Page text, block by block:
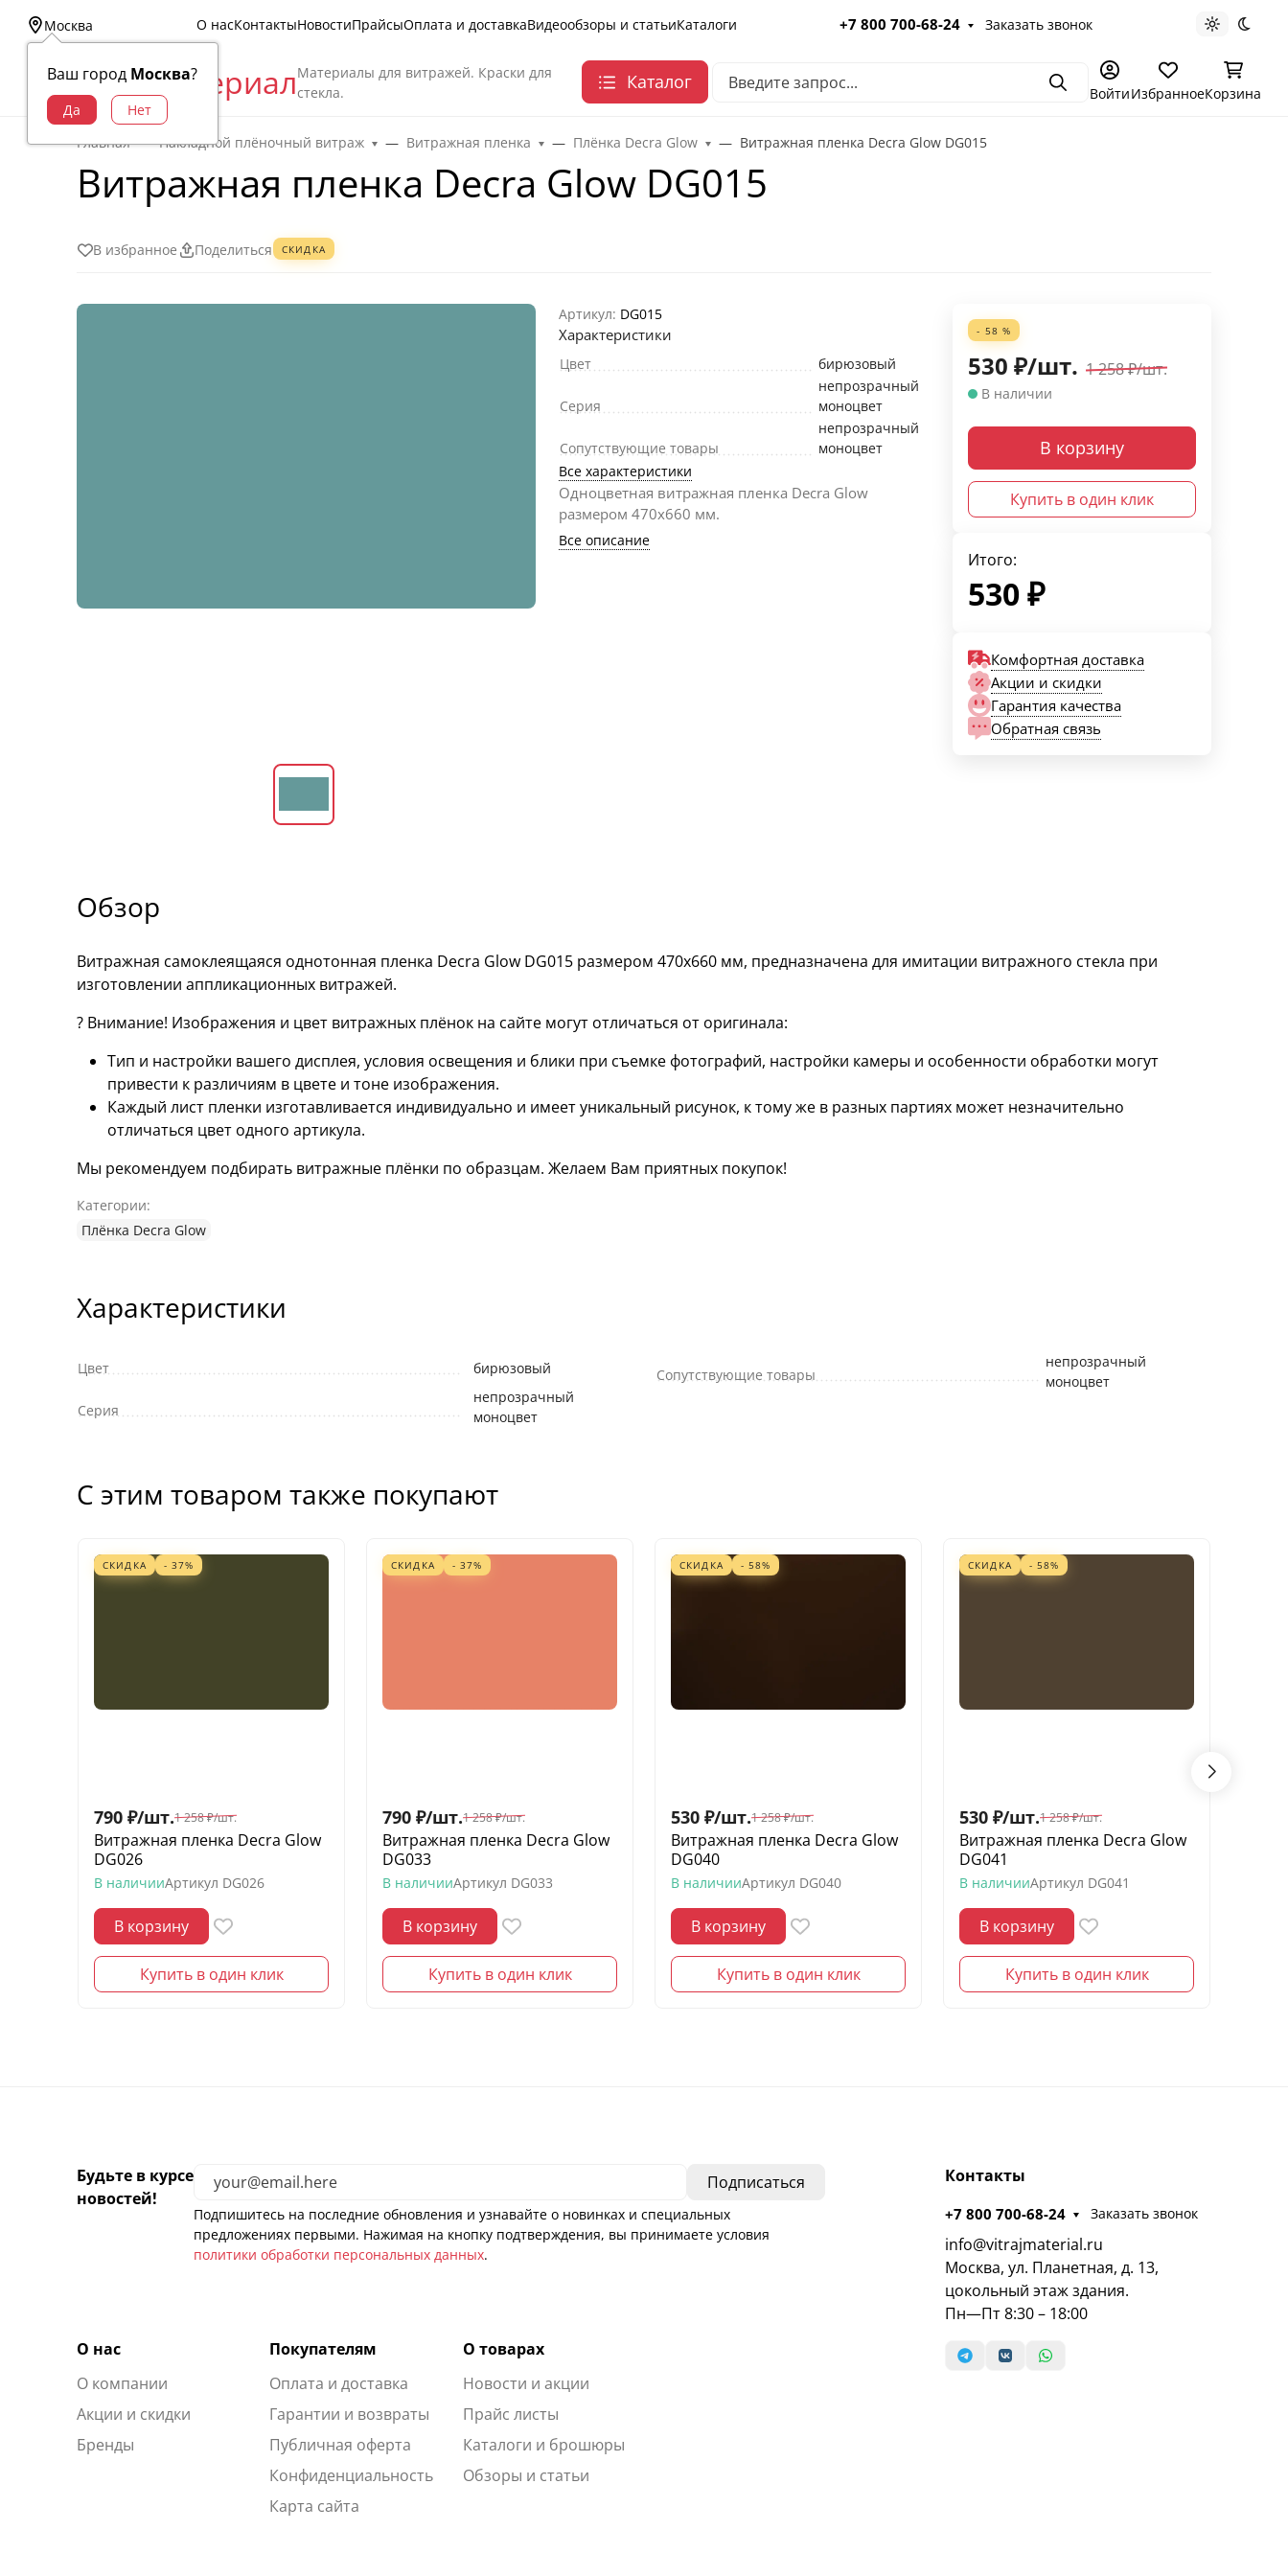
Москва
Ваш город Москва?
О насКонтактыНовостиПрайсыОплата и доставкаВидеообзоры и статьиКаталоги +7 800 700-68-24 Заказать звонок Светлая
Витраж МатериалМатериалы для витражей. Краски для
стекла.
Каталог ПоискВойтиИзбранноеКорзина
Главная Накладной плёночный витраж Витражная пленка Плёнка Decra Glow Витражная пленка Decra Glow DG015
Витражная пленка Decra Glow DG015
В избранное Поделиться СКИДКА
Артикул: DG015
Характеристики
Цвет бирюзовый
Серия
непрозрачный
моноцвет
Сопутствующие товары
непрозрачный
моноцвет
Все характеристики
Одноцветная витражная пленка Decra Glow
размером 470х660 мм.
Все описание
- 58 %
530 ₽/шт. 1 258₽/шт.
В наличии
В корзину
Купить в один клик
Итого:
530₽
Комфортная доставка
Акции и скидки
Гарантия качества
Обратная связь
Обзор
Витражная самоклеящаяся однотонная пленка Decra Glow DG015 размером 470х660 мм, предназначена для имитации витражного стекла при
изготовлении аппликационных витражей.
? Внимание! Изображения и цвет витражных плёнок на сайте могут отличаться от оригинала:
Тип и настройки вашего дисплея, условия освещения и блики при съемке фотографий, настройки камеры и особенности обработки могут
привести к различиям в цвете и тоне изображения.
Каждый лист пленки изготавливается индивидуально и имеет уникальный рисунок, к тому же в разных партиях может незначительно
отличаться цвет одного артикула.
Мы рекомендуем подбирать витражные плёнки по образцам. Желаем Вам приятных покупок!
Категории:
Плёнка Decra Glow
Характеристики
Цвет бирюзовый
Серия
непрозрачный
моноцвет
Сопутствующие товары
непрозрачный
моноцвет
С этим товаром также покупают
СКИДКА - 37%
790 ₽/шт.1 258 ₽/шт.
Витражная пленка Decra Glow
DG026
В наличииАртикул DG026
В корзину
Купить в один клик
СКИДКА - 37%
790 ₽/шт.1 258 ₽/шт.
Витражная пленка Decra Glow
DG033
В наличииАртикул DG033
В корзину
Купить в один клик
СКИДКА - 58%
530 ₽/шт.1 258 ₽/шт.
Витражная пленка Decra Glow
DG040
В наличииАртикул DG040
В корзину
Купить в один клик
СКИДКА - 58%
530 ₽/шт.1 258 ₽/шт.
Витражная пленка Decra Glow
DG041
В наличииАртикул DG041
В корзину
Купить в один клик
Будьте в курсе
новостей!
Подпишитесь на последние обновления и узнавайте о новинках и специальных
предложениях первыми. Нажимая на кнопку подтверждения, вы принимаете условия
политики обработки персональных данных.
О нас
О компании
Акции и скидки
Бренды
Покупателям
Оплата и доставка
Гарантии и возвраты
Публичная оферта
Конфиденциальность
Карта сайта
О товарах
Новости и акции
Прайс листы
Каталоги и брошюры
Обзоры и статьи
Контакты
+7 800 700-68-24 Заказать звонок
info@vitrajmaterial.ru
Москва, ул. Планетная, д. 13,
цокольный этаж здания.
Пн—Пт 8:30 – 18:00